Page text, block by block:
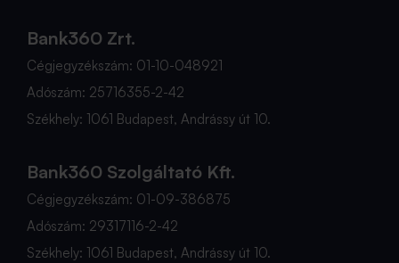
Bank360 Zrt.
Cégjegyzékszám: 01-10-048921
Adószám: 25716355-2-42
Székhely: 1061 Budapest, Andrássy út 10.
Bank360 Szolgáltató Kft.
Cégjegyzékszám: 01-09-386875
Adószám: 29317116-2-42
Székhely: 1061 Budapest, Andrássy út 10.